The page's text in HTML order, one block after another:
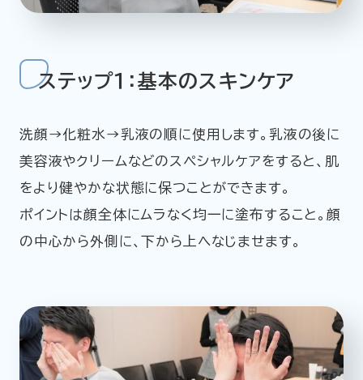
ステップ１：基本のスキンケア
洗顔→化粧水→乳液の順に使用します。乳液の後に
美容液やクリームなどのスペシャルケアをすると、肌
をより健やかな状態に保つことができます。
ポイントは顔全体にムラなく均一に塗布すること。顔
の中心から外側に、下から上へなじませます。